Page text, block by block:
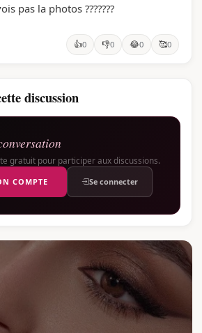
pas la photos ???????
👍0 👎0 😂0 🥰0
discussion
gratuit pour participer aux discussions.
COMPTE Se connecter